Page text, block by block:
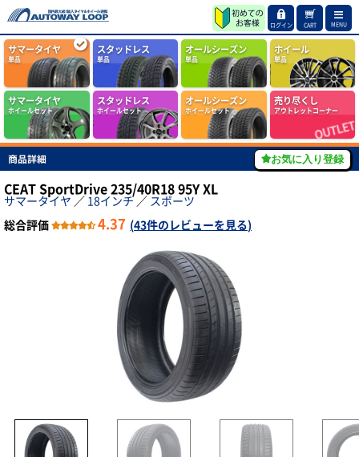
ログイン CART MENU
サマータイヤ
単品
スタッドレス
単品
オールシーズン
単品
ホイール
単品
サマータイヤ
ホイールセット
スタッドレス
ホイールセット
オールシーズン
ホイールセット
売り尽くし
アウトレットコーナー
商品詳細 お気に入り登録
CEAT SportDrive 235/40R18 95Y XL
サマータイヤ ／ 18インチ／ スポーツ
総合評価
4.37 (43件のレビューを見る)